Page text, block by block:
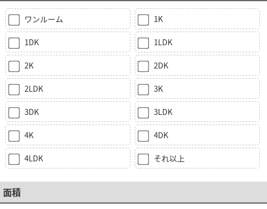
ワンルーム 1K
1DK 1LDK
2K 2DK
2LDK 3K
3DK 3LDK
4K 4DK
4LDK それ以上
面積